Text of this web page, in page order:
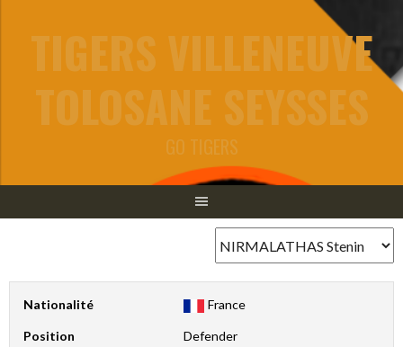
TIGERS VILLENEUVE
TOLOSANE SEYSSES
GO TIGERS
Nationalité France
Position Defender